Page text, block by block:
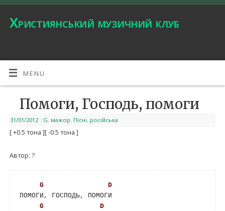
Християнський музичний клуб
MENU
Помоги, Господь, помоги
31/01/2012 | G, мажор, Пісні, російська
[ +0.5 тона ][ -0.5 тона ]
Автор: ?
G
D
ПОМОГИ, ГОСПОДЬ, ПОМОГИ
G
D